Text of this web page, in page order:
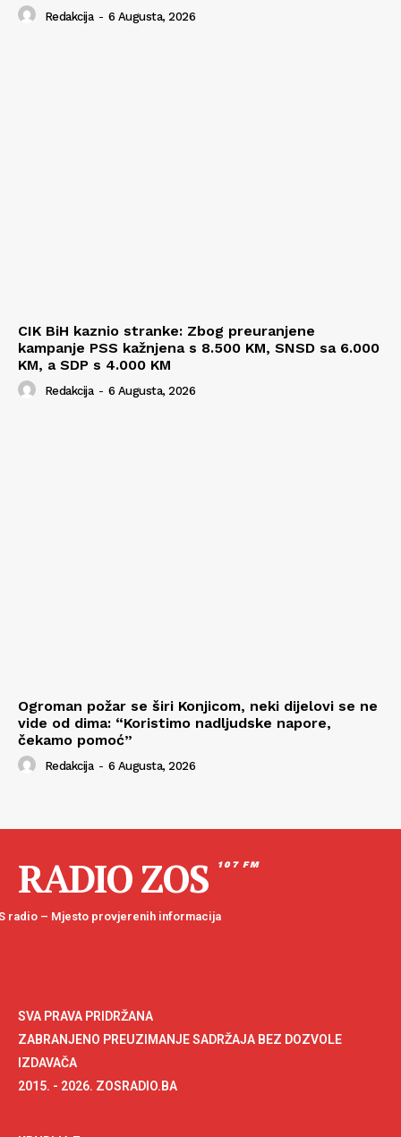
Redakcija - 6 Augusta, 2026
CIK BiH kaznio stranke: Zbog preuranjene
kampanje PSS kažnjena s 8.500 KM, SNSD sa 6.000
KM, a SDP s 4.000 KM
Redakcija - 6 Augusta, 2026
Ogroman požar se širi Konjicom, neki dijelovi se ne
vide od dima: “Koristimo nadljudske napore,
čekamo pomoć”
Redakcija - 6 Augusta, 2026
RADIO ZOS 107 FM
radio – Mjesto provjerenih informacija
SVA PRAVA PRIDRŽANA
ZABRANJENO PREUZIMANJE SADRŽAJA BEZ DOZVOLE
IZDAVAČA
2015. - 2026. ZOSRADIO.BA